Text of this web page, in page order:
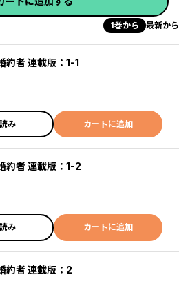
1巻から 最新から
約者 連載版：1-1
み カートに追加
約者 連載版：1-2
み カートに追加
約者 連載版：2